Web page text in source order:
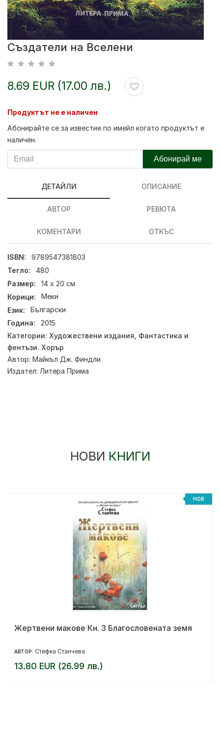
Създатели на Вселени
8.69 EUR (17.00 лв.)
Продуктът не е наличен
Абонирайте се за известие по имейл когато продуктът е
наличен.
Абонирай ме
ДЕТАЙЛИ ОПИСАНИЕ
АВТОР РЕВЮТА
КОМЕНТАРИ ОТКЪС
ISBN:
9789547381803
Тегло:
480
Размер:
14 х 20 см
Корици:
Меки
Език:
Български
Година:
2015
Категории: Художествени издания Фантастика и
фентъзи. Хорър
Автор: Майкъл Дж. Финдли
Издател: Литера Прима
НОВИ КНИГИ
НОВ
Жертвени макове Кн. 3 Благословената земя
АВТОР: Стефка Станчева
13.80 EUR (26.99 лв.)